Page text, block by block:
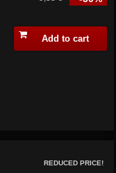
Add to cart
REDUCED PRICE!